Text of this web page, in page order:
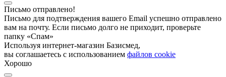
Письмо отправлено!
Письмо для подтверждения вашего Email успешно отправлено
вам на почту. Если письмо долго не приходит, проверьте
папку «Спам»
Используя интернет-магазин Базисмед,
вы соглашаетесь с использованием файлов cookie
Хорошо